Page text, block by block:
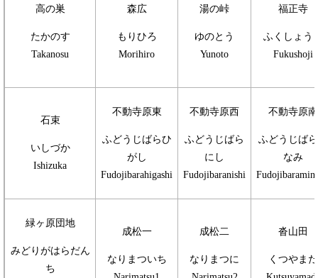
高の巣
たかのす
Takanosu
森広
もりひろ
Morihiro
湯の峠
ゆのとう
Yunoto
福正寺
ふくしょう
Fukushoji
石束
いしづか
Ishizuka
不動寺原東
ふどうじばらひ
がし
Fudojibarahigashi
不動寺原西
ふどうじばら
にし
Fudojibaranishi
不動寺原南
ふどうじば
なみ
緑ヶ原団地
みどりがはらだん
ち
成松一
なりまついち
成松二
なりまつに
沓山田
くつやまだ